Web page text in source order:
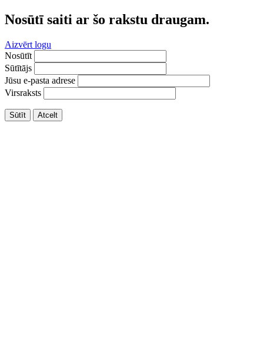
Nosūtī saiti ar šo rakstu draugam.
Aizvērt logu
Nosūtīt
Sūtītājs
Jūsu e-pasta adrese
Virsraksts
Sūtīt Atcelt